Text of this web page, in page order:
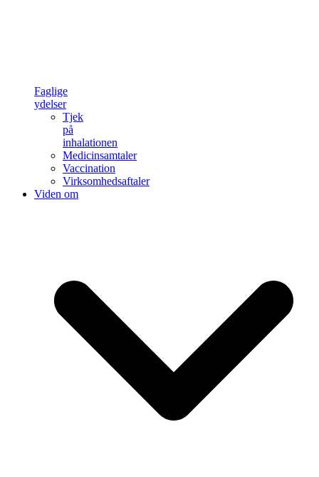
Faglige
ydelser
Tjek
på
inhalationen
Medicinsamtaler
Vaccination
Virksomhedsaftaler
Viden om